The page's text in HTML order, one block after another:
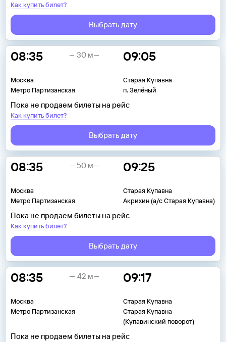
Как купить билет?
Выбрать дату
08:35
Москва
Метро Партизанская
09:05
Старая Купавна
п. Зелёный
30 м
Пока не продаем билеты на рейс
Как купить билет?
Выбрать дату
08:35
Москва
Метро Партизанская
09:25
Старая Купавна
Акрихин (а/с Старая Купавна)
50 м
Пока не продаем билеты на рейс
Как купить билет?
Выбрать дату
08:35
Москва
Метро Партизанская
09:17
Старая Купавна
Старая Купавна
(Купавинский поворот)
42 м
Пока не продаем билеты на рейс